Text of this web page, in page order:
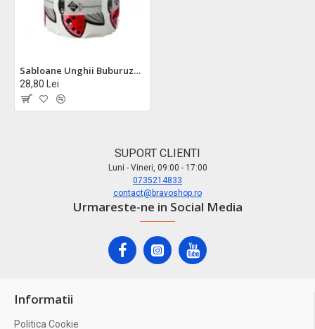
Sabloane Unghii Buburuza U2-16
28,80 Lei
SUPORT CLIENTI
Luni - Vineri, 09:00 - 17:00
0735214833
contact@bravoshop.ro
Urmareste-ne in Social Media
Informatii
Politica Cookie